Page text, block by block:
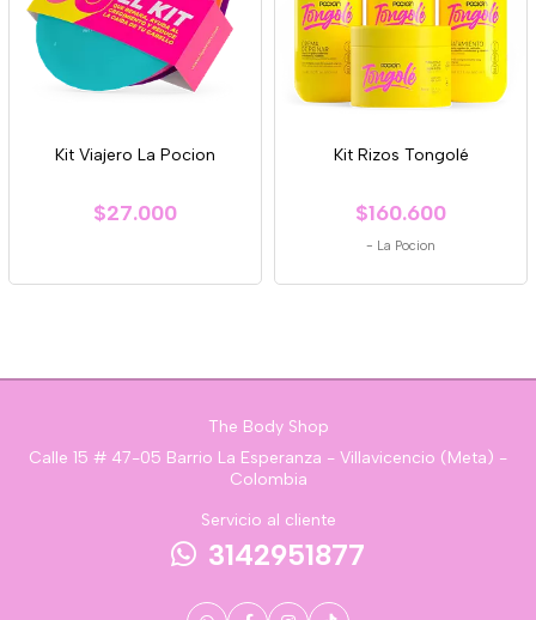
Kit Viajero La Pocion
$27.000
Kit Rizos Tongolé
$160.600
- La Pocion
The Body Shop
Calle 15 # 47-05 Barrio La Esperanza - Villavicencio (Meta) -
Colombia
Servicio al cliente
3142951877